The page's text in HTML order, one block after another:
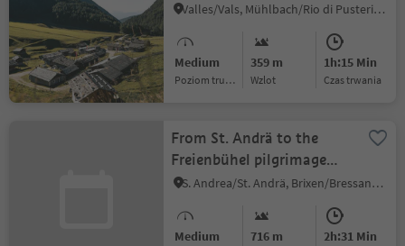
Valles/Vals, Mühlbach/Rio di Pusteria, Brixen/Bressanone and environs
Medium
Poziom trudności
359 m
Wzlot
1h:15 Min
czas trwania
From St. Andrä to the
Freienbühel pilgrimage
church - Kreuzweg Trail
S. Andrea/St. Andrä, Brixen/Bressanone, Brixen/Bressanone and environs
Medium 716 m 2h:31 Min